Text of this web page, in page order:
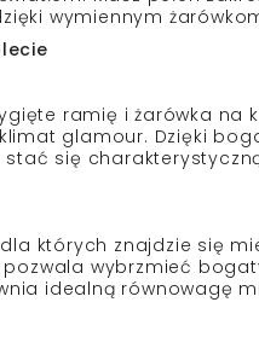
wymiennym
ramię i żarówka na
glamour. Dzięki
się
których znajdzie się
wybrzmieć
idealną równowagę